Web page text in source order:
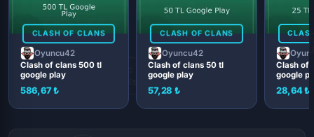
CLASH OF CLANS
Oyuncu42
Clash of clans 500 tl
google play
586,67 ₺
CLASH OF CLANS
Oyuncu42
Clash of clans 50 tl
google play
57,28 ₺
Clash of
google
28,64 ₺